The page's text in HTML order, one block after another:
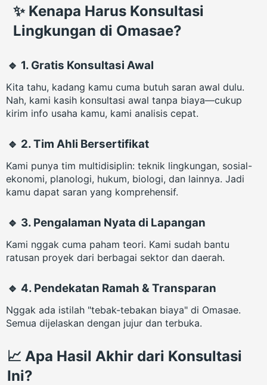
✨ Kenapa Harus Konsultasi
Lingkungan di Omasae?
🔹 1. Gratis Konsultasi Awal
Kita tahu, kadang kamu cuma butuh saran awal dulu.
Nah, kami kasih konsultasi awal tanpa biaya—cukup
kirim info usaha kamu, kami analisis cepat.
🔹 2. Tim Ahli Bersertifikat
Kami punya tim multidisiplin: teknik lingkungan, sosial-
ekonomi, planologi, hukum, biologi, dan lainnya. Jadi
kamu dapat saran yang komprehensif.
🔹 3. Pengalaman Nyata di Lapangan
Kami nggak cuma paham teori. Kami sudah bantu
ratusan proyek dari berbagai sektor dan daerah.
🔹 4. Pendekatan Ramah & Transparan
Nggak ada istilah "tebak-tebakan biaya" di Omasae.
Semua dijelaskan dengan jujur dan terbuka.
📈 Apa Hasil Akhir dari Konsultasi
Ini?